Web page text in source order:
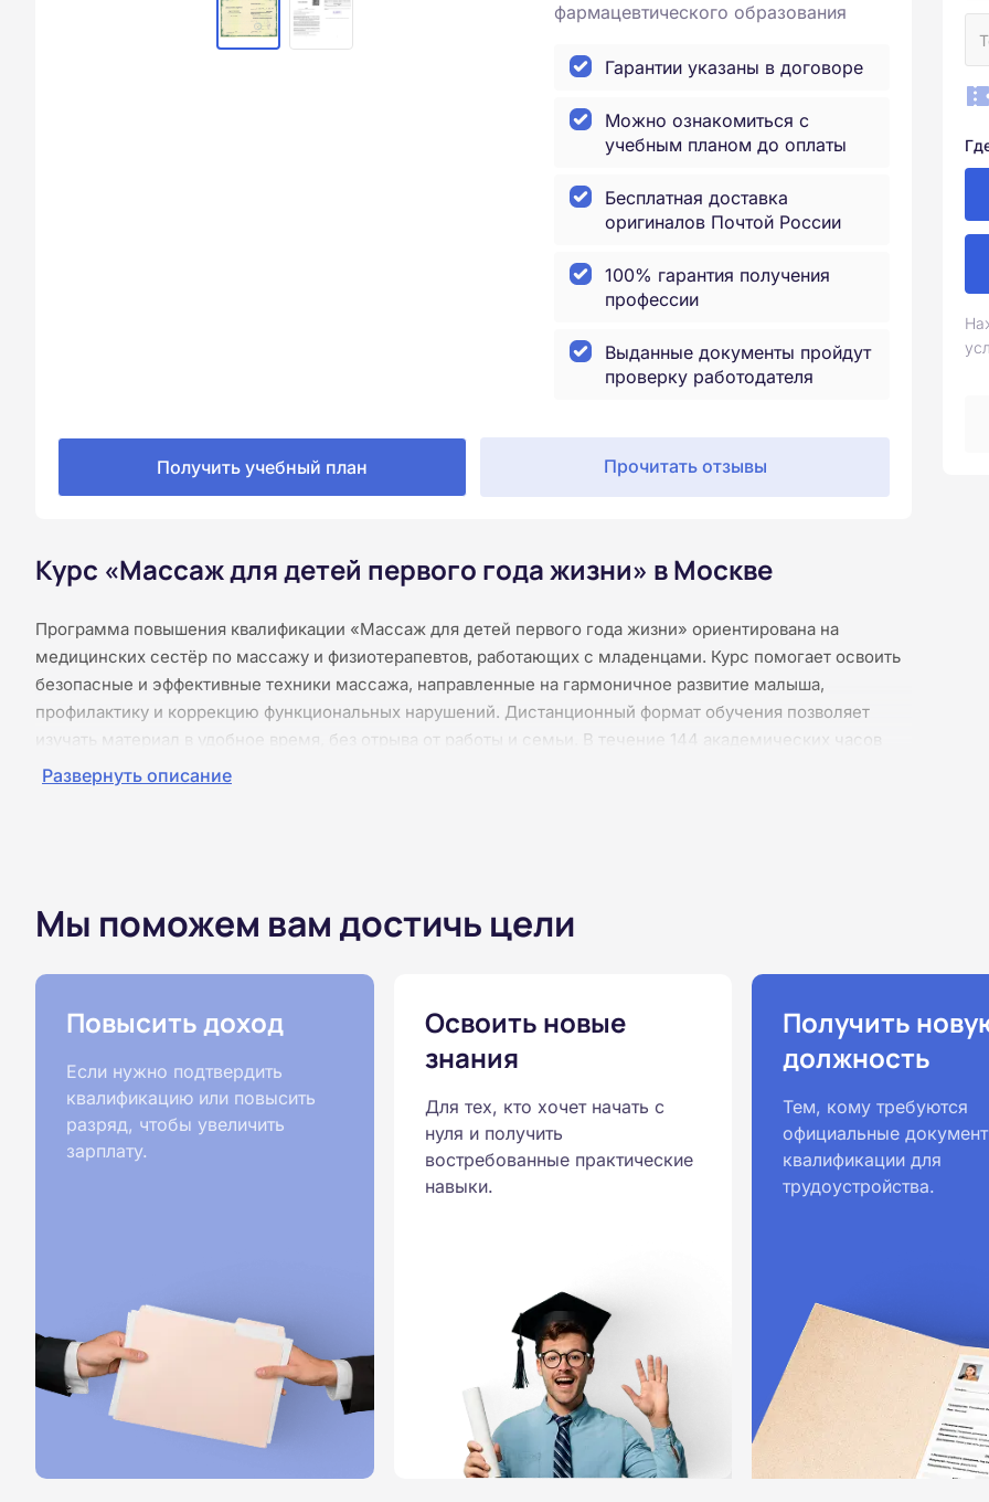
фармацевтического образования
Гарантии указаны в договоре
Можно ознакомиться с
учебным планом до оплаты
Бесплатная доставка
оригиналов Почтой России
100% гарантия получения
профессии
Выданные документы пройдут
проверку работодателя
Получить учебный план Прочитать отзывы
Курс «Массаж для детей первого года жизни» в Москве
Программа повышения квалификации «Массаж для детей первого года жизни» ориентирована на
медицинских сестёр по массажу и физиотерапевтов, работающих с младенцами. Курс помогает освоить
безопасные и эффективные техники массажа, направленные на гармоничное развитие малыша,
профилактику и коррекцию функциональных нарушений. Дистанционный формат обучения позволяет
изучать материал в удобное время, без отрыва от работы и семьи. В течение 144 академических часов
слушатели изучат анатомо‑физиологические особенности детей грудного возраста, этапы моторного
Развернуть описание
Мы поможем вам достичь цели
Повысить доход
Если нужно подтвердить
квалификацию или повысить
разряд, чтобы увеличить
зарплату.
Освоить новые
знания
Для тех, кто хочет начать с
нуля и получить
востребованные практические
навыки.
Получить
должность
Тем, кому требуются
официальные
квалификации для
трудоустройства.